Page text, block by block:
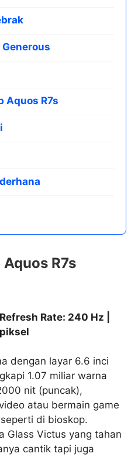
Aquos R7s
R7s
Rate: 240 Hz |
dengan layar 6.6 inci
1.07 miliar warna
nit (puncak),
atau bermain game
di bioskop.
Glass Victus yang tahan
cantik tapi juga